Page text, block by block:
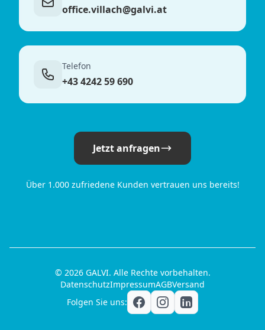
office.villach@galvi.at
Telefon
+43 4242 59 690
Jetzt anfragen
Über 1.000 zufriedene Kunden vertrauen uns bereits!
© 2026 GALVI. Alle Rechte vorbehalten.
DatenschutzImpressumAGBVersand
Folgen Sie uns: